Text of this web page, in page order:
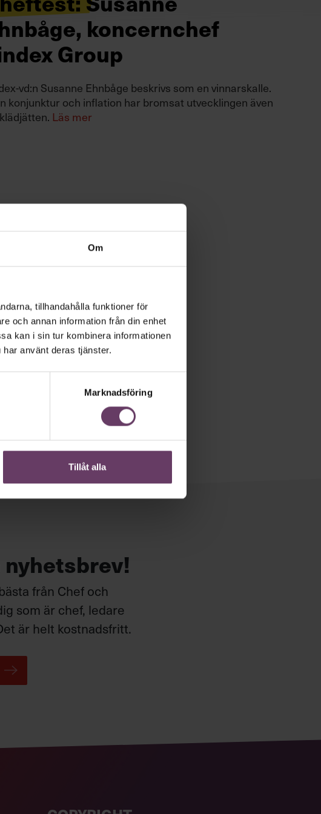
Om
tillhandahålla funktioner för
och annan information från din enhet
kan i sin tur kombinera informationen
använt deras tjänster.
Marknadsföring
Tillåt alla
koncernchef
Group
vd:n Susanne Ehnbåge beskrivs som en vinnarskalle.
konjunktur och inflation har bromsat utvecklingen även
Läs mer
nyhetsbrev!
från Chef och
som är chef, ledare
är helt kostnadsfritt.